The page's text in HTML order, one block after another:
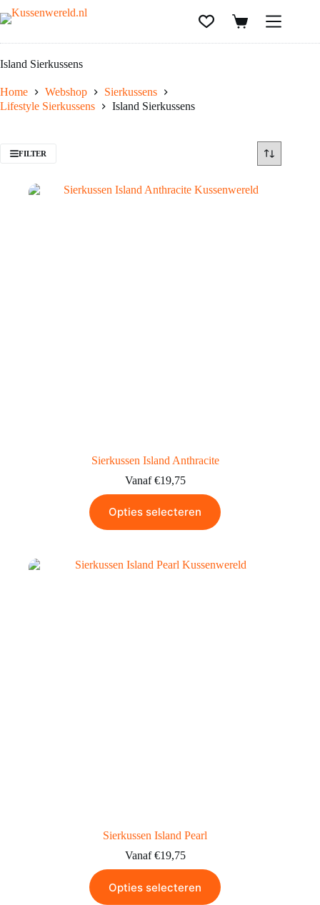
Island Sierkussens
Home Webshop
Sierkussens
Lifestyle Sierkussens
Island Sierkussens
FILTER
Sierkussen Island Anthracite
Vanaf €19,75
Opties selecteren
Sierkussen Island Pearl
Vanaf €19,75
Opties selecteren